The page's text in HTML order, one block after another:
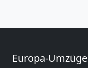
Europa-Umzüge